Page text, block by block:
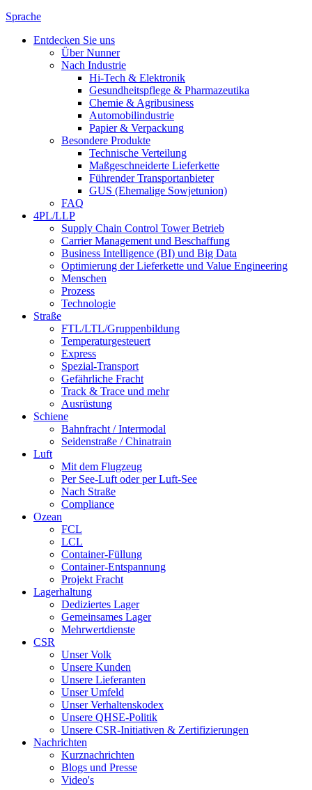
Sprache
Entdecken Sie uns
Über Nunner
Nach Industrie
Hi-Tech & Elektronik
Gesundheitspflege & Pharmazeutika
Chemie & Agribusiness
Automobilindustrie
Papier & Verpackung
Besondere Produkte
Technische Verteilung
Maßgeschneiderte Lieferkette
Führender Transportanbieter
GUS (Ehemalige Sowjetunion)
FAQ
4PL/LLP
Supply Chain Control Tower Betrieb
Carrier Management und Beschaffung
Business Intelligence (BI) und Big Data
Optimierung der Lieferkette und Value Engineering
Menschen
Prozess
Technologie
Straße
FTL/LTL/Gruppenbildung
Temperaturgesteuert
Express
Spezial-Transport
Gefährliche Fracht
Track & Trace und mehr
Ausrüstung
Schiene
Bahnfracht / Intermodal
Seidenstraße / Chinatrain
Luft
Mit dem Flugzeug
Per See-Luft oder per Luft-See
Nach Straße
Compliance
Ozean
FCL
LCL
Container-Füllung
Container-Entspannung
Projekt Fracht
Lagerhaltung
Dediziertes Lager
Gemeinsames Lager
Mehrwertdienste
CSR
Unser Volk
Unsere Kunden
Unsere Lieferanten
Unser Umfeld
Unser Verhaltenskodex
Unsere QHSE-Politik
Unsere CSR-Initiativen & Zertifizierungen
Nachrichten
Kurznachrichten
Blogs und Presse
Video's